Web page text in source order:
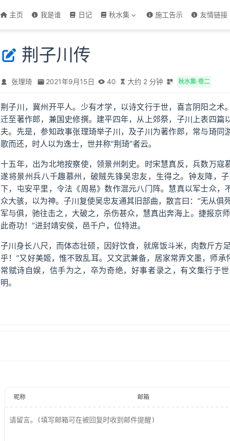
主页 我是谁 日记 秋水集 施工告示 友情链接
荆子川传
张理琦 2021年9月15日 40 大约 2 分钟 秋水集·卷二
荆子川，冀州开平人。少有才学，以诗文行于世，喜言阴阳之术
迁至著作郎，兼国史修撰。建平四年，从上郊祭，子川上表四篇
夫。先是，参知政事张理琦举子川，及子川为著作郎，常与琦
歌而还，时人以为逸士，世并称“荆琦”者云。
十五年，出为北地按察使，领景州刺史。时宋慧真反，兵数万寇
遂将景州兵八千趣慕州，破贼先锋吴忠友，生得之。钟友降，
下，屯安平里，令法《周易》数作混元八门阵。慧真以军士众，
众大骇，以为神。子川复使吴忠友通其旧部曲，散言曰：“无从俱
军与俱，驰往击之，大破之，杀伤甚众，慧真出奔海上。捷报京
此奇功！”进封靖安侯，邑千户，位特进。
子川身长八尺，而体态壮硕，因好饮食，就席饭斗米，肉数斤方
乎！”又好美姬，惟不致乱耳。又文武兼备，居家常弄文墨，师承
常赋诗自娱，信手为之，卒为奇绝，好事者录之，有文集行于
明。
昵称 邮箱